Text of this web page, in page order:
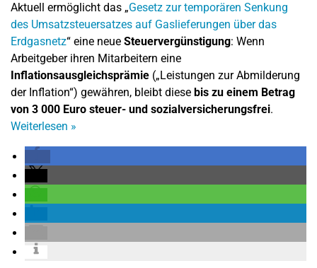
Aktuell ermöglicht das „Gesetz zur temporären Senkung
des Umsatzsteuersatzes auf Gaslieferungen über das
Erdgasnetz“ eine neue Steuervergünstigung: Wenn
Arbeitgeber ihren Mitarbeitern eine
Inflationsausgleichsprämie („Leistungen zur Abmilderung
der Inflation“) gewähren, bleibt diese bis zu einem Betrag
von 3 000 Euro steuer- und sozialversicherungsfrei.
Weiterlesen »